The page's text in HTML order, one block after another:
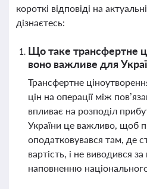
короткі відповіді на
дізнаєтесь:
Що таке трансфертне
воно важливе для
Трансфертне
цін на операції між
впливає на розподіл
України це важливо, щоб
оподатковувався там, де
вартість, і не виводився
наповненню